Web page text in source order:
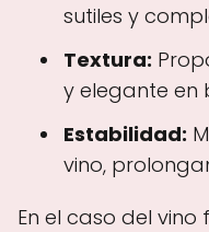
sutiles y
Textura:
y elegante en
Estabilidad:
vino,
En el caso del vino